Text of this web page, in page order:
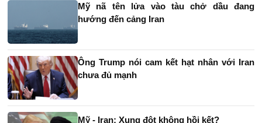
Mỹ nã tên lửa vào tàu chở dầu đang
hướng đến cảng Iran
Ông Trump nói cam kết hạt nhân với Iran
chưa đủ mạnh
Mỹ - Iran: Xung đột không hồi kết?